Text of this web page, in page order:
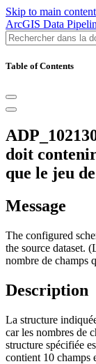
Skip to main content
ArcGIS Data
Table of Contents
doit
que le jeu
Message
The configured
the source dataset.
nombre de champs
Description
La structure
car les nombres de
structure spécifiée
contient 10 champs